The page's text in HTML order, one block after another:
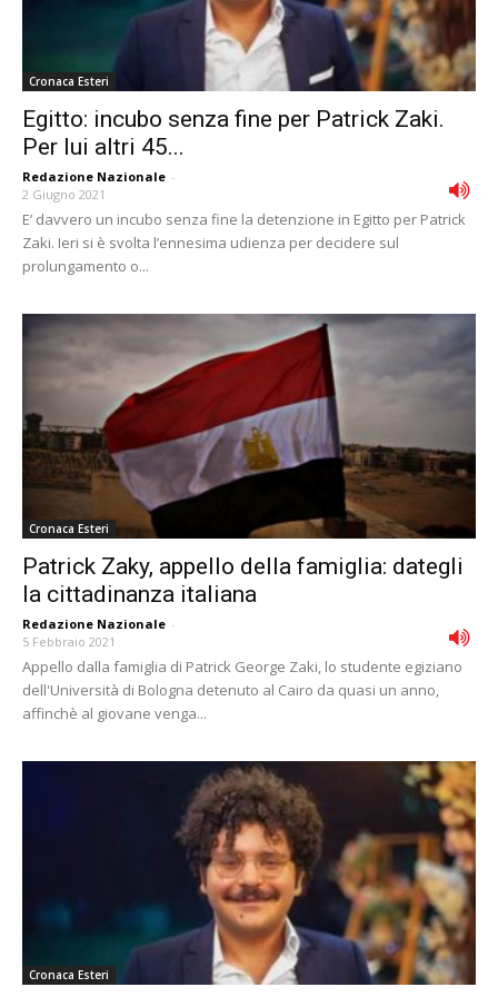
Cronaca Esteri
Egitto: incubo senza fine per Patrick Zaki.
Per lui altri 45...
Redazione Nazionale -
2 Giugno 2021
E’ davvero un incubo senza fine la detenzione in Egitto per Patrick
Zaki. Ieri si è svolta l’ennesima udienza per decidere sul
prolungamento o...
Cronaca Esteri
Patrick Zaky, appello della famiglia: dategli
la cittadinanza italiana
Redazione Nazionale -
5 Febbraio 2021
Appello dalla famiglia di Patrick George Zaki, lo studente egiziano
dell'Università di Bologna detenuto al Cairo da quasi un anno,
affinchè al giovane venga...
Cronaca Esteri